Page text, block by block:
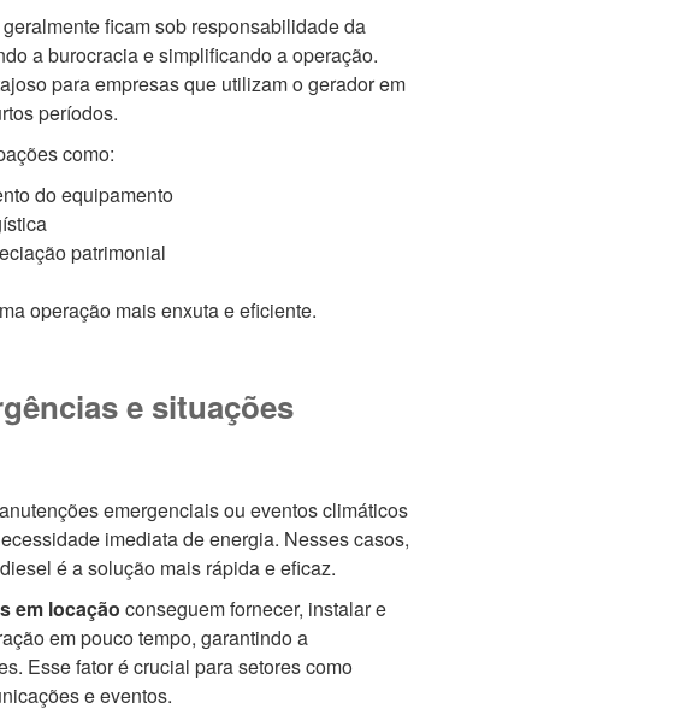
ficam sob responsabilidade da
a burocracia e simplificando a operação.
para empresas que utilizam o gerador em
períodos.
como:
do equipamento
patrimonial
operação mais enxuta e eficiente.
e situações
emergenciais ou eventos climáticos
imediata de energia. Nesses casos,
é a solução mais rápida e eficaz.
em locação conseguem fornecer, instalar e
em pouco tempo, garantindo a
Esse fator é crucial para setores como
e eventos.